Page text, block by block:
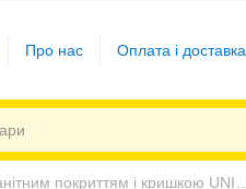
Про нас Оплата і доставка